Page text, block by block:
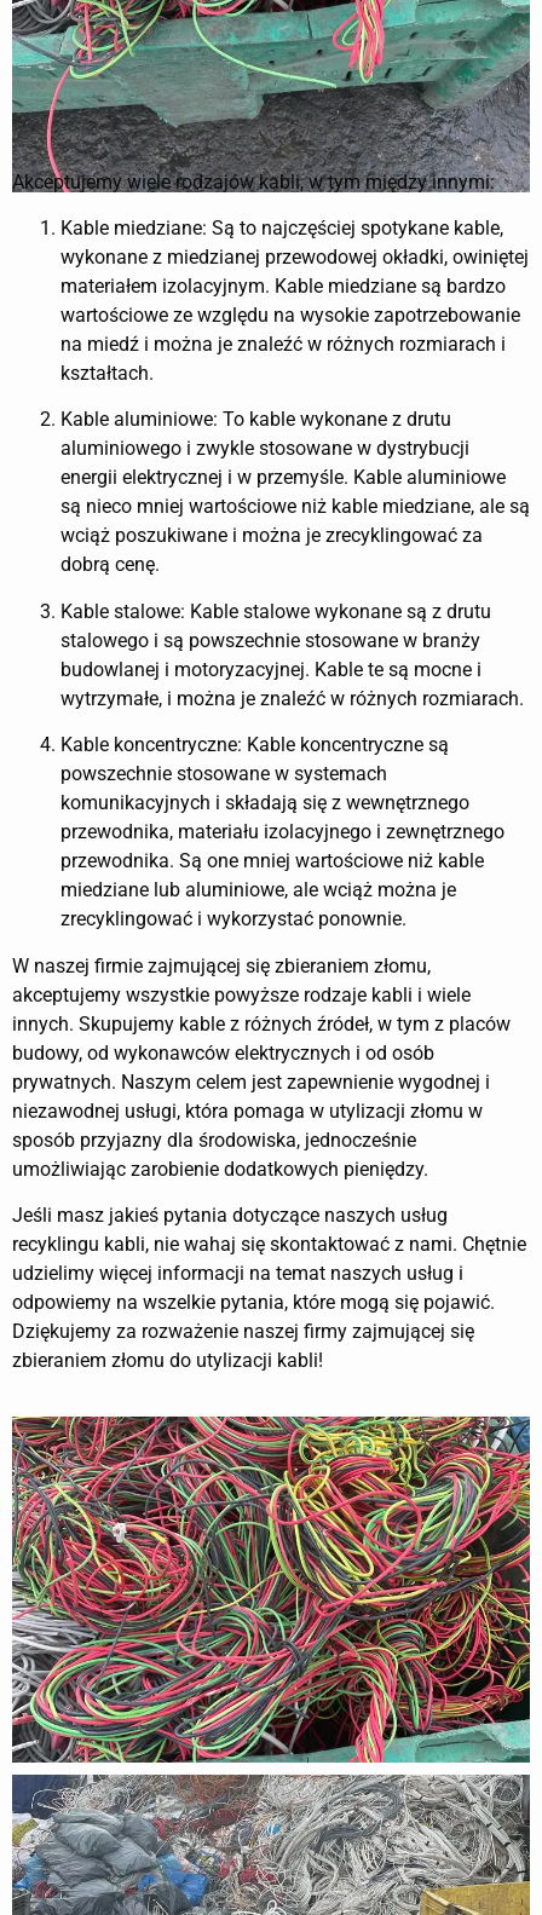
Akceptujemy wiele rodzajów kabli, w tym między innymi:
Kable miedziane: Są to najczęściej spotykane kable,
wykonane z miedzianej przewodowej okładki, owiniętej
materiałem izolacyjnym. Kable miedziane są bardzo
wartościowe ze względu na wysokie zapotrzebowanie
na miedź i można je znaleźć w różnych rozmiarach i
kształtach.
Kable aluminiowe: To kable wykonane z drutu
aluminiowego i zwykle stosowane w dystrybucji
energii elektrycznej i w przemyśle. Kable aluminiowe
są nieco mniej wartościowe niż kable miedziane, ale są
wciąż poszukiwane i można je zrecyklingować za
dobrą cenę.
Kable stalowe: Kable stalowe wykonane są z drutu
stalowego i są powszechnie stosowane w branży
budowlanej i motoryzacyjnej. Kable te są mocne i
wytrzymałe, i można je znaleźć w różnych rozmiarach.
Kable koncentryczne: Kable koncentryczne są
powszechnie stosowane w systemach
komunikacyjnych i składają się z wewnętrznego
przewodnika, materiału izolacyjnego i zewnętrznego
przewodnika. Są one mniej wartościowe niż kable
miedziane lub aluminiowe, ale wciąż można je
zrecyklingować i wykorzystać ponownie.
W naszej firmie zajmującej się zbieraniem złomu,
akceptujemy wszystkie powyższe rodzaje kabli i wiele
innych. Skupujemy kable z różnych źródeł, w tym z placów
budowy, od wykonawców elektrycznych i od osób
prywatnych. Naszym celem jest zapewnienie wygodnej i
niezawodnej usługi, która pomaga w utylizacji złomu w
sposób przyjazny dla środowiska, jednocześnie
umożliwiając zarobienie dodatkowych pieniędzy.
Jeśli masz jakieś pytania dotyczące naszych usług
recyklingu kabli, nie wahaj się skontaktować z nami. Chętnie
udzielimy więcej informacji na temat naszych usług i
odpowiemy na wszelkie pytania, które mogą się pojawić.
Dziękujemy za rozważenie naszej firmy zajmującej się
zbieraniem złomu do utylizacji kabli!